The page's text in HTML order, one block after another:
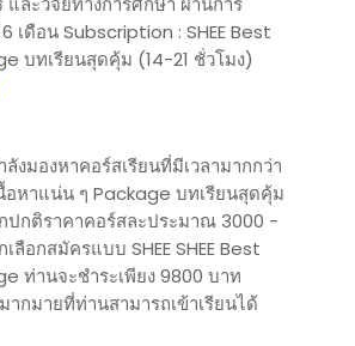
เดือน Subscription : SHEE Best
บทเรียนสุดคุ้ม (14-21 ชั่วโมง)
งมองหาคอร์สเรียนที่มีเวลามากกว่า
อหาแน่น ๆ Package บทเรียนสุดคุ้ม
ปกติราคาคอร์สละประมาณ 3000 -
ลือกสมัครแบบ SHEE SHEE Best
ท่านจะชำระเพียง 9800 บาท
ากมายที่ท่านสามารถเข้าเรียนได้